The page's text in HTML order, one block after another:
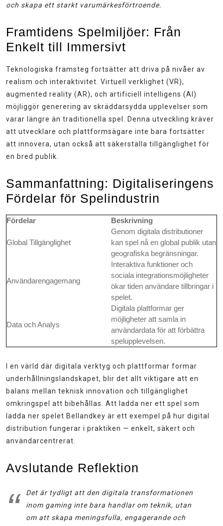
och skapa ett starkt varumärkesförtroende.
Framtidens Spelmiljöer: Från
Enkelt till Immersivt
Teknologiska framsteg fortsätter att driva på nivåer av
realism och interaktivitet. Virtuell verklighet (VR),
augmented reality (AR), och artificiell intelligens (AI)
möjliggör generering av skräddarsydda upplevelser som
varar längre än traditionella spel. Denna utveckling kräver
att utvecklare och plattformsägare inte bara fortsätter
att innovera, utan också att säkerställa tillgänglighet för
en bred publik.
Sammanfattning: Digitaliseringens
Fördelar för Spelindustrin
Fördelar Beskrivning
Global Tillgänglighet
Genom digitala distributioner
kan spel nå en global publik utan
geografiska begränsningar.
Användarengagemang
Interaktiva funktioner och
sociala integrationsmöjligheter
ökar tiden användare tillbringar i
spelet.
Data och Analys
Digitala plattformar ger
möjligheter att samla in
användardata för att förbättra
spelupplevelsen.
I en värld där digitala verktyg och plattformar formar
underhållningslandskapet, blir det allt viktigare att en
balans mellan teknisk innovation och tillgänglighet
omkringspel att bibehållas. Att ladda ner ett spel som
ladda ner spelet Bellandkey är ett exempel på hur digital
distribution fungerar i praktiken — enkelt, säkert och
användarcentrerat.
Avslutande Reflektion
Det är tydligt att den digitala transformationen
inom gaming inte bara handlar om teknik, utan
om att skapa meningsfulla, engagerande och